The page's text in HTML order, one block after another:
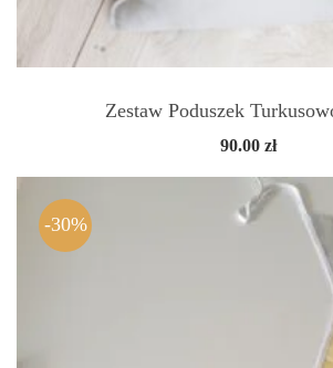
Zestaw Poduszek
90.00 zł
-30%